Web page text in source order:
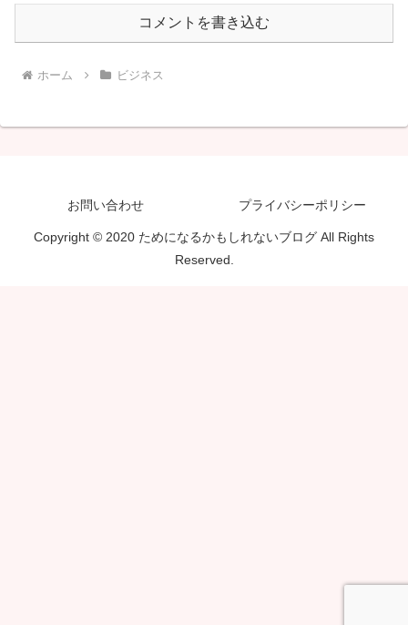
コメントを書き込む
ホーム ビジネス
お問い合わせ プライバシーポリシー
Copyright © 2020 ためになるかもしれないブログ All Rights
Reserved.